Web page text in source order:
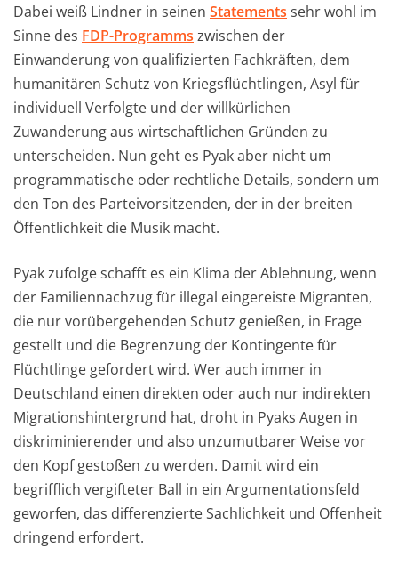
Dabei weiß Lindner in seinen Statements sehr wohl im
Sinne des FDP-Programms zwischen der
Einwanderung von qualifizierten Fachkräften, dem
humanitären Schutz von Kriegsflüchtlingen, Asyl für
individuell Verfolgte und der willkürlichen
Zuwanderung aus wirtschaftlichen Gründen zu
unterscheiden. Nun geht es Pyak aber nicht um
programmatische oder rechtliche Details, sondern um
den Ton des Parteivorsitzenden, der in der breiten
Öffentlichkeit die Musik macht.
Pyak zufolge schafft es ein Klima der Ablehnung, wenn
der Familiennachzug für illegal eingereiste Migranten,
die nur vorübergehenden Schutz genießen, in Frage
gestellt und die Begrenzung der Kontingente für
Flüchtlinge gefordert wird. Wer auch immer in
Deutschland einen direkten oder auch nur indirekten
Migrationshintergrund hat, droht in Pyaks Augen in
diskriminierender und also unzumutbarer Weise vor
den Kopf gestoßen zu werden. Damit wird ein
begrifflich vergifteter Ball in ein Argumentationsfeld
geworfen, das differenzierte Sachlichkeit und Offenheit
dringend erfordert.